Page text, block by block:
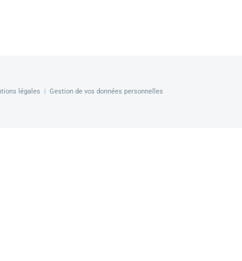
légales | Gestion de vos données personnelles